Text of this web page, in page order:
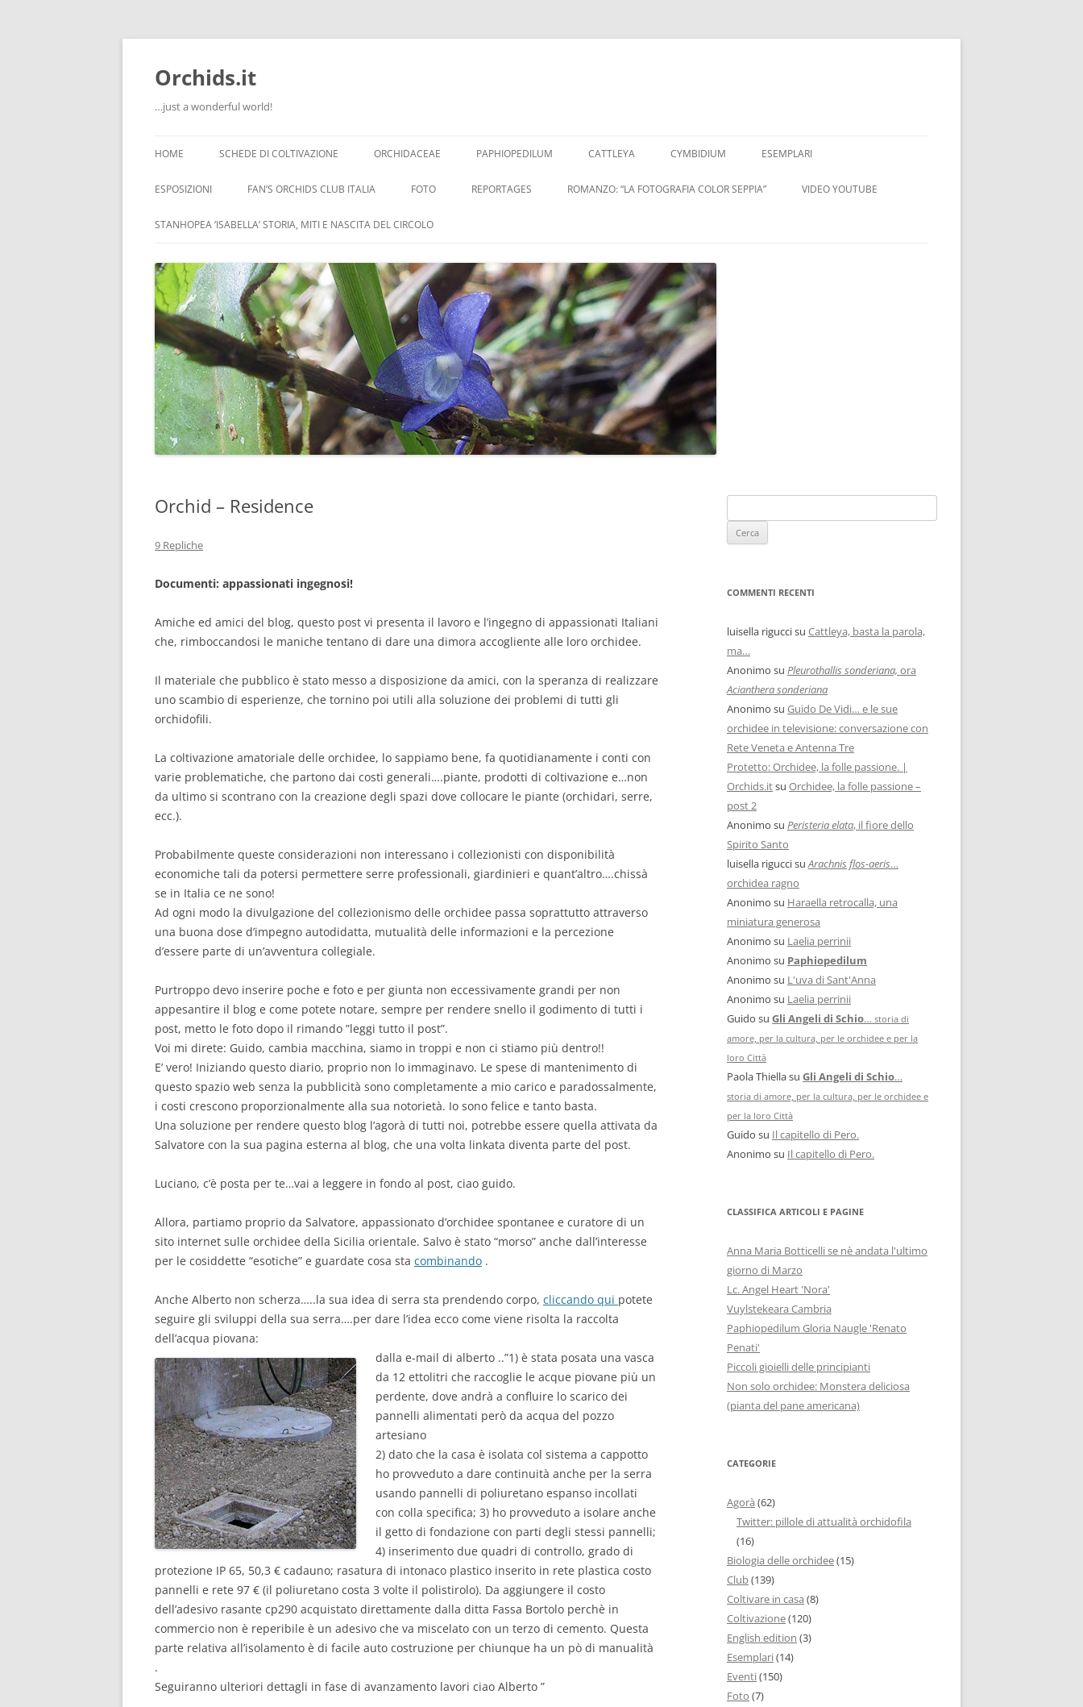
Orchids.it
…just a wonderful world!
al
HOME
INFO
LA SERRA DI GUIDO
SCHEDE DI COLTIVAZIONE ORCHIDACEAE PAPHIOPEDILUM CATTLEYA CYMBIDIUM ESEMPLARI
ESPOSIZIONI FAN’S ORCHIDS CLUB ITALIA FOTO REPORTAGES ROMANZO: “LA FOTOGRAFIA COLOR SEPPIA” VIDEO YOUTUBE
STANHOPEA ‘ISABELLA’ STORIA, MITI E NASCITA DEL CIRCOLO
Orchid – Residence
9 Repliche
Documenti: appassionati ingegnosi!
Amiche ed amici del blog, questo post vi presenta il lavoro e l’ingegno di appassionati Italiani
che, rimboccandosi le maniche tentano di dare una dimora accogliente alle loro orchidee.
Il materiale che pubblico è stato messo a disposizione da amici, con la speranza di realizzare
uno scambio di esperienze, che tornino poi utili alla soluzione dei problemi di tutti gli
orchidofili.
La coltivazione amatoriale delle orchidee, lo sappiamo bene, fa quotidianamente i conti con
varie problematiche, che partono dai costi generali….piante, prodotti di coltivazione e…non
da ultimo si scontrano con la creazione degli spazi dove collocare le piante (orchidari, serre,
ecc.).
Probabilmente queste considerazioni non interessano i collezionisti con disponibilità
economiche tali da potersi permettere serre professionali, giardinieri e quant’altro….chissà
se in Italia ce ne sono!
Ad ogni modo la divulgazione del collezionismo delle orchidee passa soprattutto attraverso
una buona dose d’impegno autodidatta, mutualità delle informazioni e la percezione
d’essere parte di un’avventura collegiale.
Purtroppo devo inserire poche e foto e per giunta non eccessivamente grandi per non
appesantire il blog e come potete notare, sempre per rendere snello il godimento di tutti i
post, metto le foto dopo il rimando ”leggi tutto il post”.
Voi mi direte: Guido, cambia macchina, siamo in troppi e non ci stiamo più dentro!!
E’ vero! Iniziando questo diario, proprio non lo immaginavo. Le spese di mantenimento di
questo spazio web senza la pubblicità sono completamente a mio carico e paradossalmente,
i costi crescono proporzionalmente alla sua notorietà. Io sono felice e tanto basta.
Una soluzione per rendere questo blog l’agorà di tutti noi, potrebbe essere quella attivata da
Salvatore con la sua pagina esterna al blog, che una volta linkata diventa parte del post.
Luciano, c’è posta per te…vai a leggere in fondo al post, ciao guido.
Allora, partiamo proprio da Salvatore, appassionato d’orchidee spontanee e curatore di un
sito internet sulle orchidee della Sicilia orientale. Salvo è stato “morso” anche dall’interesse
per le cosiddette “esotiche” e guardate cosa sta combinando .
Anche Alberto non scherza…..la sua idea di serra sta prendendo corpo, cliccando qui potete
seguire gli sviluppi della sua serra….per dare l’idea ecco come viene risolta la raccolta
dell’acqua piovana:
dalla e-mail di alberto ..”1) è stata posata una vasca
da 12 ettolitri che raccoglie le acque piovane più un
perdente, dove andrà a confluire lo scarico dei
pannelli alimentati però da acqua del pozzo
artesiano
2) dato che la casa è isolata col sistema a cappotto
ho provveduto a dare continuità anche per la serra
usando pannelli di poliuretano espanso incollati
con colla specifica; 3) ho provveduto a isolare anche
il getto di fondazione con parti degli stessi pannelli;
4) inserimento due quadri di controllo, grado di
protezione IP 65, 50,3 € cadauno; rasatura di intonaco plastico inserito in rete plastica costo
pannelli e rete 97 € (il poliuretano costa 3 volte il polistirolo). Da aggiungere il costo
dell’adesivo rasante cp290 acquistato direttamente dalla ditta Fassa Bortolo perchè in
commercio non è reperibile è un adesivo che va miscelato con un terzo di cemento. Questa
parte relativa all’isolamento è di facile auto costruzione per chiunque ha un pò di manualità
.
Seguiranno ulteriori dettagli in fase di avanzamento lavori ciao Alberto ”
COMMENTI RECENTI
luisella riguccisu Cattleya, basta la parola,
ma…
Anonimo su Pleurothallis sonderiana, ora
Acianthera sonderiana
Anonimo su Guido De Vidi… e le sue
orchidee in televisione: conversazione con
Rete Veneta e Antenna Tre
Protetto: Orchidee, la folle passione. |
Orchids.itsu Orchidee, la folle passione –
post 2
Anonimo su Peristeria elata, il fiore dello
Spirito Santo
luisella riguccisuArachnis flos-aeris…
orchidea ragno
Anonimo su Haraella retrocalla, una
miniatura generosa
Anonimo su Laelia perrinii
Anonimo su Paphiopedilum
Anonimo su L'uva di Sant'Anna
Anonimo su Laelia perrinii
Guido su Gli Angeli di Schio… storia di
amore, per la cultura, per le orchidee e per la
loro Città
Paola Thiellasu Gli Angeli di Schio…
storia di amore, per la cultura, per le orchidee e
per la loro Città
Guido su Il capitello di Pero.
Anonimo su Il capitello di Pero.
CLASSIFICA ARTICOLI E PAGINE
Anna Maria Botticelli se nè andata l'ultimo
giorno di Marzo
Lc. Angel Heart 'Nora'
Vuylstekeara Cambria
Paphiopedilum Gloria Naugle 'Renato
Penati'
Piccoli gioielli delle principianti
Non solo orchidee: Monstera deliciosa
(pianta del pane americana)
CATEGORIE
Agorà (62)
Twitter: pillole di attualità orchidofila
(16)
Biologia delle orchidee(15)
Club(139)
Coltivare in casa (8)
Coltivazione(120)
English edition (3)
Esemplari(14)
Eventi(150)
Foto (7)